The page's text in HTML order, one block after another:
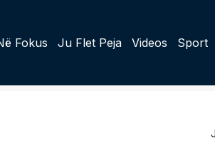
Fokus Ju Flet Peja Videos Sport